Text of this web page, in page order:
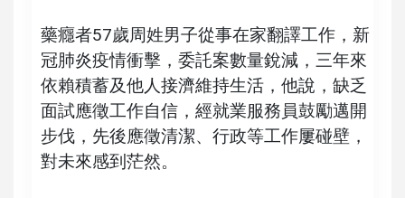
藥癮者57歲周姓男子從事在家翻譯工作，新
冠肺炎疫情衝擊，委託案數量銳減，三年來
依賴積蓄及他人接濟維持生活，他說，缺乏
面試應徵工作自信，經就業服務員鼓勵邁開
步伐，先後應徵清潔、行政等工作屢碰壁，
對未來感到茫然。